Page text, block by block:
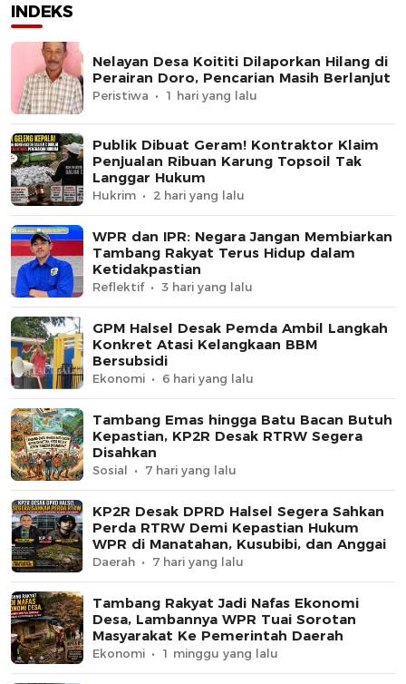
INDEKS
Nelayan Desa Koititi Dilaporkan Hilang di
Perairan Doro, Pencarian Masih Berlanjut
Peristiwa 1 hari yang lalu
Publik Dibuat Geram! Kontraktor Klaim
Penjualan Ribuan Karung Topsoil Tak
Langgar Hukum
Hukrim 2 hari yang lalu
WPR dan IPR: Negara Jangan Membiarkan
Tambang Rakyat Terus Hidup dalam
Ketidakpastian
Reflektif 3 hari yang lalu
GPM Halsel Desak Pemda Ambil Langkah
Konkret Atasi Kelangkaan BBM
Bersubsidi
Ekonomi 6 hari yang lalu
Tambang Emas hingga Batu Bacan Butuh
Kepastian, KP2R Desak RTRW Segera
Disahkan
Sosial 7 hari yang lalu
KP2R Desak DPRD Halsel Segera Sahkan
Perda RTRW Demi Kepastian Hukum
WPR di Manatahan, Kusubibi, dan Anggai
Daerah 7 hari yang lalu
Tambang Rakyat Jadi Nafas Ekonomi
Desa, Lambannya WPR Tuai Sorotan
Masyarakat Ke Pemerintah Daerah
Ekonomi 1 minggu yang lalu